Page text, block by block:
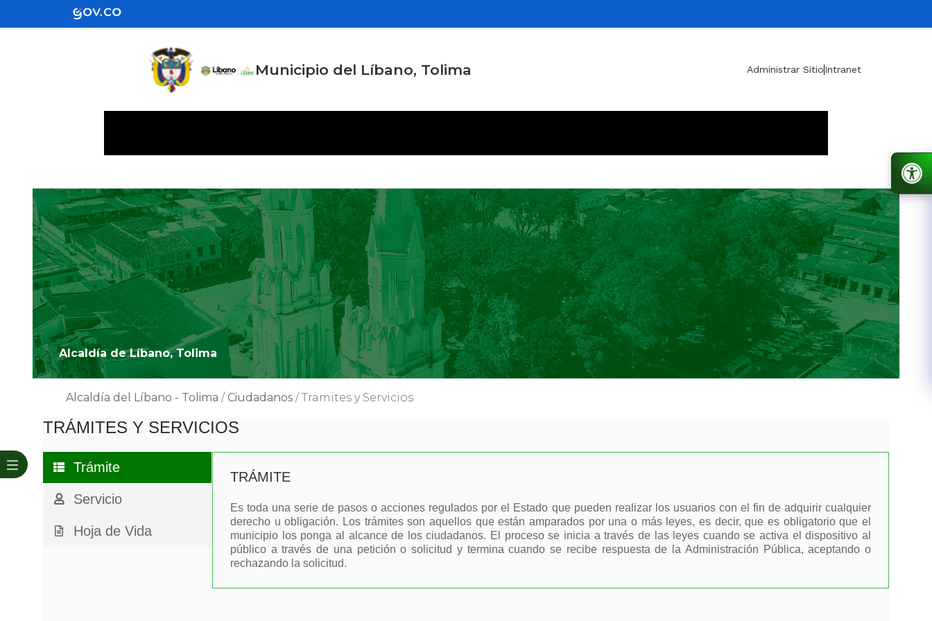
Municipio del Líbano, Tolima Administrar SitioIntranet
Alcaldía de Líbano, Tolima
Alcaldía del Líbano - Tolima / Ciudadanos / Tramites y Servicios
​TR​ÁMITES Y SERVICIOS
Trámite
Servicio
Hoja de Vida
TRÁMITE
Es toda una serie de pasos o acciones regulados por el Estado que pueden realizar los usuarios con el fin de adquirir cualquier
derecho u obligación. Los trámites son aquellos que están amparados por una o más leyes, es decir, que es obligatorio que el
municipio los ponga al alcance de los ciudadanos. El proceso se inicia a través de las leyes cuando se activa el dispositivo al
público a través de una petición o solicitud y termina cuando se recibe respuesta de la Administración Pública, aceptando o
rechazando la solicitud.